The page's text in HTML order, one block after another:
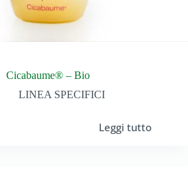
Cicabaume® – Bio
LINEA SPECIFICI
Leggi tutto